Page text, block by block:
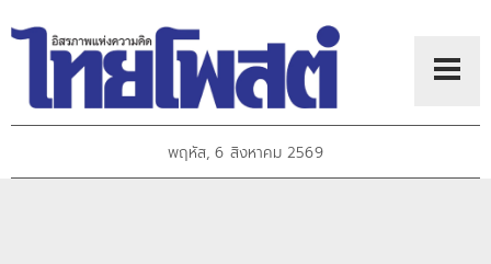
พฤหัส, 6 สิงหาคม 2569